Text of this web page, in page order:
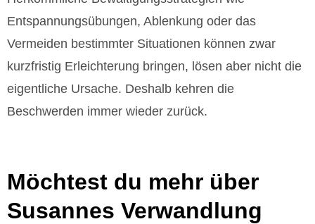
Entspannungsübungen, Ablenkung oder das
Vermeiden bestimmter Situationen können zwar
kurzfristig Erleichterung bringen, lösen aber nicht die
eigentliche Ursache. Deshalb kehren die
Beschwerden immer wieder zurück.
Möchtest du mehr über
Susannes Verwandlung